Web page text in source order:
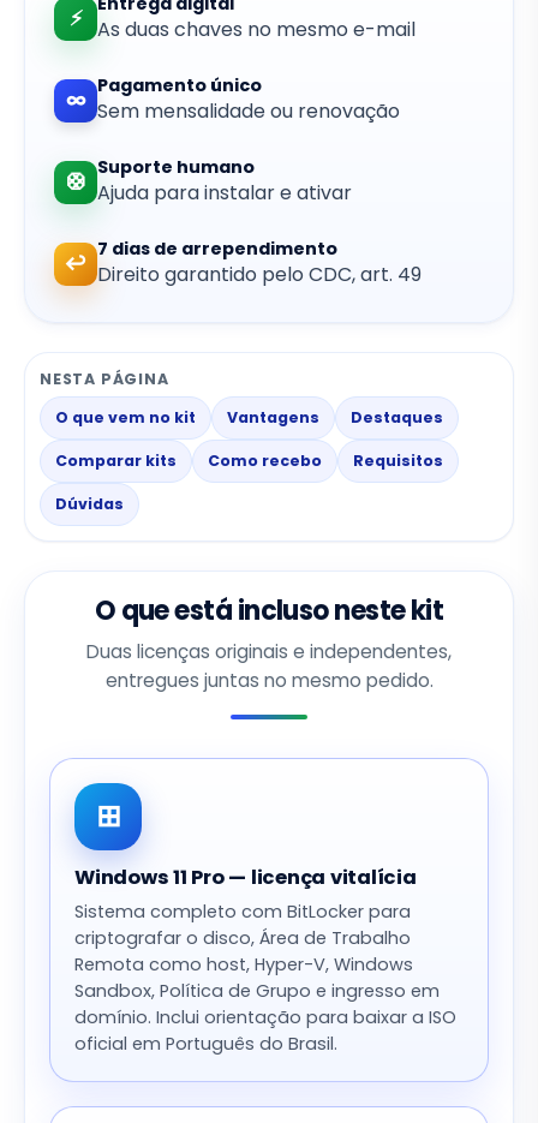
⚡ As duas chaves no mesmo e-mail
∞
Pagamento único
Sem mensalidade ou renovação
🛟
Suporte humano
Ajuda para instalar e ativar
↩
7 dias de arrependimento
Direito garantido pelo CDC, art. 49
NESTA PÁGINA
O que vem no kit
Vantagens Destaques
Comparar kits Como recebo Requisitos
Dúvidas
O que está incluso neste kit
Duas licenças originais e independentes,
entregues juntas no mesmo pedido.
⊞
Windows 11 Pro — licença vitalícia
Sistema completo com BitLocker para
criptografar o disco, Área de Trabalho
Remota como host, Hyper-V, Windows
Sandbox, Política de Grupo e ingresso em
domínio. Inclui orientação para baixar a ISO
oficial em Português do Brasil.